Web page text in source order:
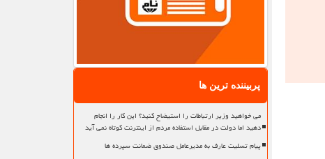
پربیننده ترین ها
می خواهید وزیر ارتباطات را استیضاح کنید؟ این کار را انجام
دهید اما دولت در مقابل استفاده مردم از اینترنت کوتاه نمی آید
پیام تسلیت عارف به مدیرعامل صندوق ضمانت سپرده ها